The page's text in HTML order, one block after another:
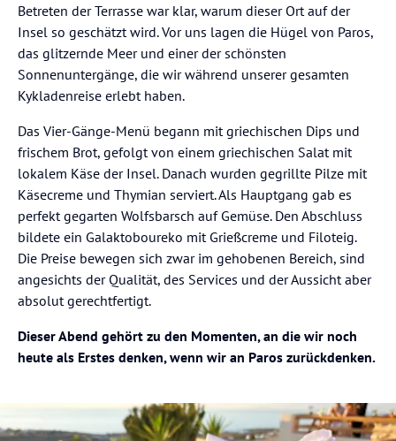
Betreten der Terrasse war klar, warum dieser Ort auf der
Insel so geschätzt wird. Vor uns lagen die Hügel von Paros,
das glitzernde Meer und einer der schönsten
Sonnenuntergänge, die wir während unserer gesamten
Kykladenreise erlebt haben.
Das Vier-Gänge-Menü begann mit griechischen Dips und
frischem Brot, gefolgt von einem griechischen Salat mit
lokalem Käse der Insel. Danach wurden gegrillte Pilze mit
Käsecreme und Thymian serviert. Als Hauptgang gab es
perfekt gegarten Wolfsbarsch auf Gemüse. Den Abschluss
bildete ein Galaktoboureko mit Grießcreme und Filoteig.
Die Preise bewegen sich zwar im gehobenen Bereich, sind
angesichts der Qualität, des Services und der Aussicht aber
absolut gerechtfertigt.
Dieser Abend gehört zu den Momenten, an die wir noch
heute als Erstes denken, wenn wir an Paros zurückdenken.